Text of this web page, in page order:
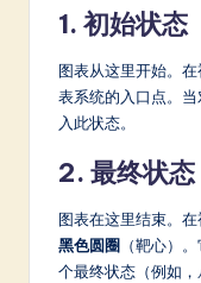
1. 初始状态
图表从这里开始。
表系统的入口点。
入此状态。
2. 最终状态
图表在这里结束。
黑色圆圈 （靶心）
个最终状态（例如，